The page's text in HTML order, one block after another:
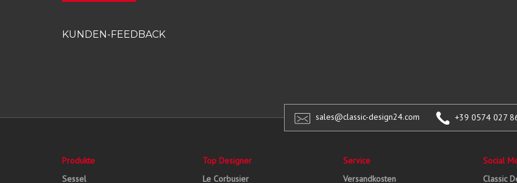
KUNDEN-FEEDBACK
sales@classic-design24.com +39 0574 027
Produkte
Sessel
Top Designer
Le Corbusier
Service
Versandkosten
Social
Classic